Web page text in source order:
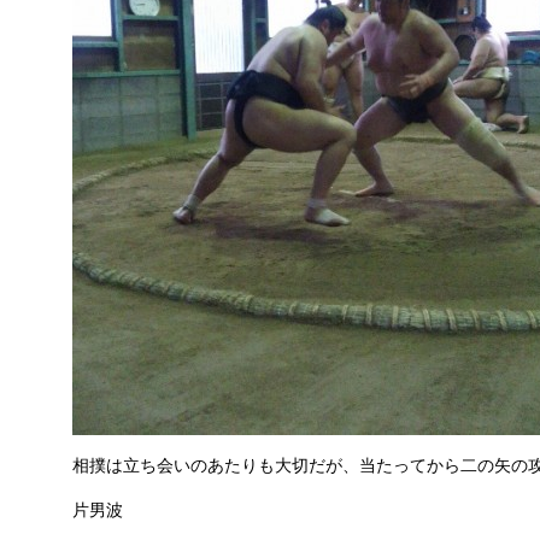
相撲は立ち会いのあたりも大切だが、当たってから二の矢の
片男波